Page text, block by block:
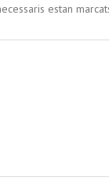
estan